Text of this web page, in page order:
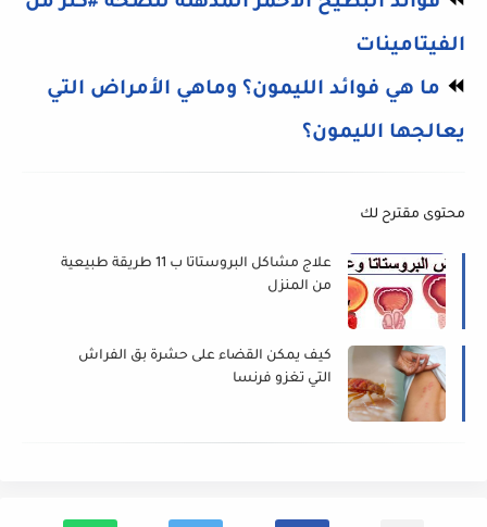
الفيتامينات
⏪ ما هي فوائد الليمون؟ وماهي الأمراض التي
يعالجها الليمون؟
محتوى مقترح لك
علاج مشاكل البروستاتا ب 11 طريقة طبيعية
من المنزل
كيف يمكن القضاء على حشرة بق الفراش
التي تغزو فرنسا